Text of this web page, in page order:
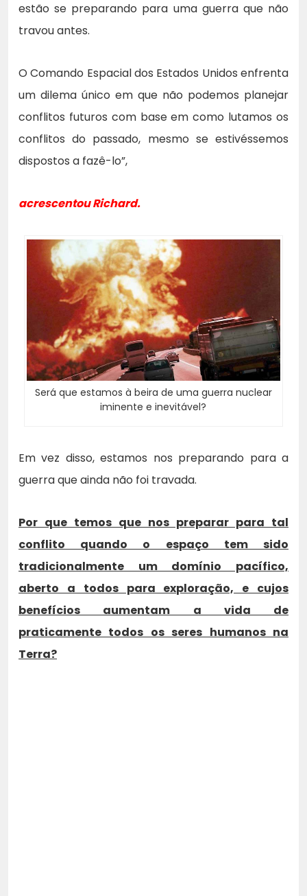
estão se preparando para uma guerra que não
travou antes.
O Comando Espacial dos Estados Unidos enfrenta
um dilema único em que não podemos planejar
conflitos futuros com base em como lutamos os
conflitos do passado, mesmo se estivéssemos
dispostos a fazê-lo”,
acrescentou Richard.
Será que estamos à beira de uma guerra nuclear
iminente e inevitável?
Em vez disso, estamos nos preparando para a
guerra que ainda não foi travada.
Por que temos que nos preparar para tal
conflito quando o espaço tem sido
tradicionalmente um domínio pacífico,
aberto a todos para exploração, e cujos
benefícios aumentam a vida de
praticamente todos os seres humanos na
Terra?